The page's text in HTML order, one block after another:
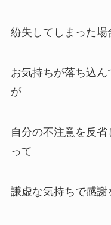
紛失してしまった場
お気持ちが落ち込ん
が
自分の不注意を反
って
謙虚な気持ちで感謝